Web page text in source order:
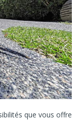
que vous offre